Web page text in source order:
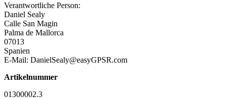
Verantwortliche Person:
Daniel Sealy
Calle San Magin
Palma de Mallorca
07013
Spanien
E-Mail: DanielSealy@easyGPSR.com
Artikelnummer
01300002.3